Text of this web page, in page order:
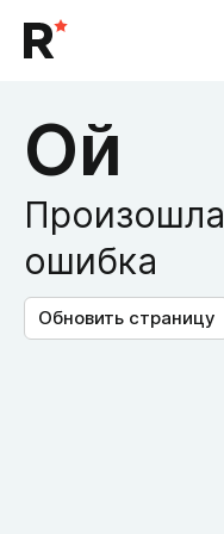
Ой
ошибка
Обновить страницу